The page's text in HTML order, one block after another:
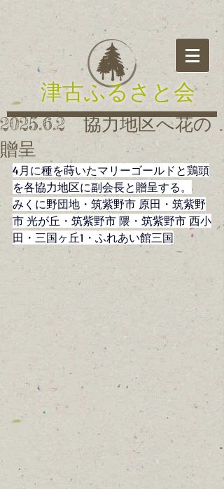
津古ふるさと会
2025.6.2 協力地区へ花の
贈呈
4月に種を蒔いたマリーゴールドと鶏頭
を各協力地区に副会長と贈呈する。
みくに野団地 ・ 筑紫野市 原田・筑紫野
市 光が丘・筑紫野市 隈・ 筑紫野市 西小
田・三国ヶ丘1 ・ふれあい館三国